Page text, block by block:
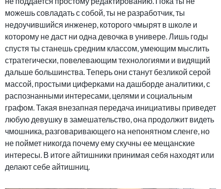
можешь совладать с собой, ты не разработчик, ты
недоучившийся инженер, которого чмырят в школе и
которому не даст ни одна девочка в универе. Лишь годы
спустя ты станешь средним классом, умеющим мыслить
стратегически, повелевающим технологиями и видящий
дальше большинства. Теперь они станут безликой серой
массой, простыми циферками на дашборде аналитики, с
распознанными интересами, целями и социальным
графом. Такая внезапная передача инициативы приведет
любую девушку в замешательство, она продолжит видеть
чмошника, разговаривающего на непонятном сленге, но
не поймет никогда почему ему скучны ее мещанские
интересы. В итоге айтишники принимая себя находят или
делают себе айтишниц.